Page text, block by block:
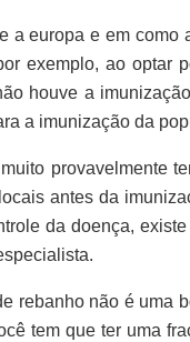
a europa e em como
exemplo, ao optar
houve a
a imunização da
provavelmente
antes da
da doença,
rebanho não é uma
tem que ter uma